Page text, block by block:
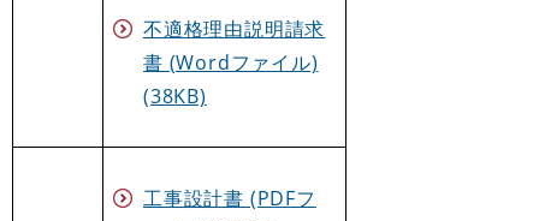
不適格理由説明請求
書 (Wordファイル)
(38KB)
工事設計書 (PDFフ